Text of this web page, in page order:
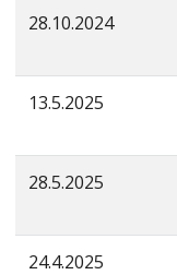
28.10.2024
13.5.2025
28.5.2025
24.4.2025